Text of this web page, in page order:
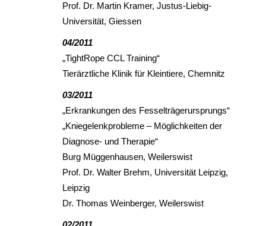
Prof. Dr. Martin Kramer, Justus-Liebig-
Universität, Giessen
04/2011
„TightRope CCL Training“
Tierärztliche Klinik für Kleintiere, Chemnitz
03/2011
„Erkrankungen des Fesselträgerursprungs“
„Kniegelenkprobleme – Möglichkeiten der
Diagnose- und Therapie“
Burg Müggenhausen, Weilerswist
Prof. Dr. Walter Brehm, Universität Leipzig,
Leipzig
Dr. Thomas Weinberger, Weilerswist